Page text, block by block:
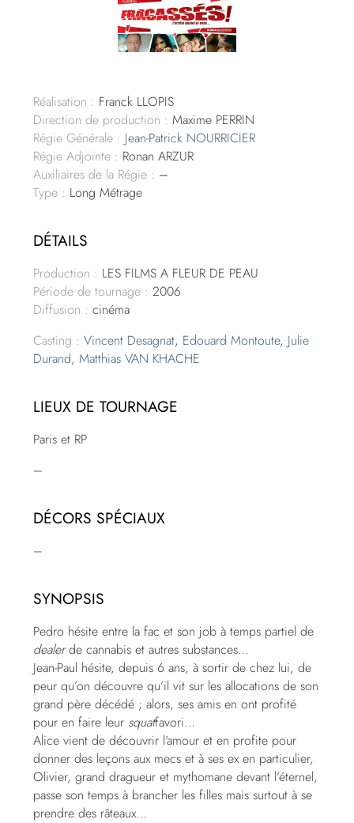
Réalisation : Franck LLOPIS
Direction de production : Maxime PERRIN
Régie Générale : Jean-Patrick NOURRICIER
Régie Adjointe : Ronan ARZUR
Auxiliaires de la Régie : –
Type : Long Métrage
DÉTAILS
Production : LES FILMS A FLEUR DE PEAU
Période de tournage : 2006
Diffusion :cinéma
Casting : Vincent Desagnat, Edouard Montoute, Julie
Durand,Matthias VAN KHACHE
LIEUX DE TOURNAGE
Paris et RP
–
DÉCORS SPÉCIAUX
–
SYNOPSIS
Pedro hésite entre la fac et son job à temps partiel de
dealerde cannabis et autres substances…
Jean-Paul hésite, depuis 6 ans, à sortir de chez lui, de
peur qu’on découvre qu’il vit sur les allocations de son
grand père décédé ; alors, ses amis en ont profité
pour en faire leur squatfavori…
Alice vient de découvrir l’amour et en profite pour
donner des leçons aux mecs et à ses ex en particulier,
Olivier, grand dragueur et mythomane devant l’éternel,
passe son temps à brancher les filles mais surtout à se
prendre des râteaux…